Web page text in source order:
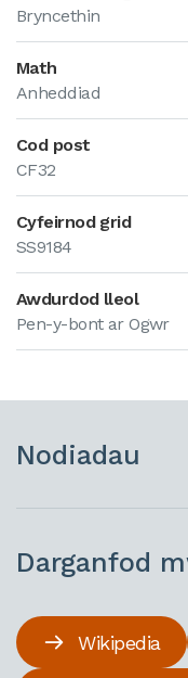
Bryncethin
Math
Anheddiad
Cod post
CF32
Cyfeirnod grid
SS9184
Awdurdod lleol
Pen-y-bont ar Ogwr
Nodiadau
Darganfod
Wikipedia